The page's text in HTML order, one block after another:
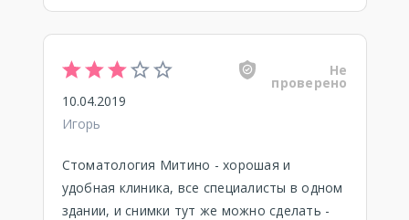
Не
проверено
10.04.2019
Игорь
Стоматология Митино - хорошая и
удобная клиника, все специалисты в одном
здании, и снимки тут же можно сделать -